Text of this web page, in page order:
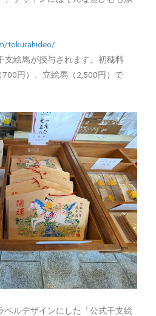
tokurahideo/
支絵馬が授与されます。初穂料
円）、立絵馬（2,500円）で
ベルデザインにした「公式干支絵